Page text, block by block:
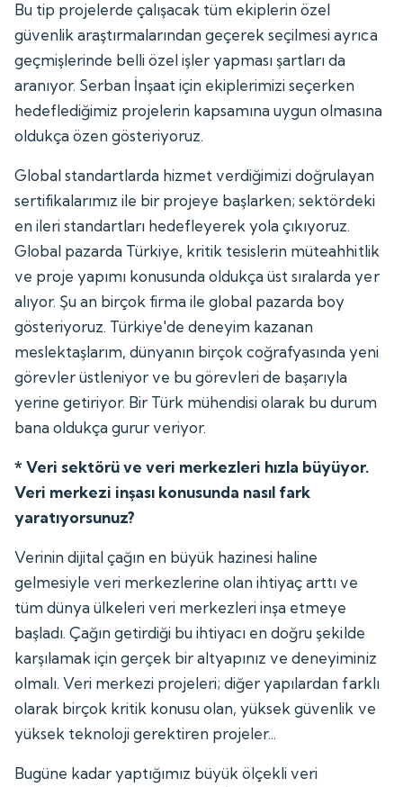
Bu tip projelerde çalışacak tüm ekiplerin özel
güvenlik araştırmalarından geçerek seçilmesi ayrıca
geçmişlerinde belli özel işler yapması şartları da
aranıyor. Serban İnşaat için ekiplerimizi seçerken
hedeflediğimiz projelerin kapsamına uygun olmasına
oldukça özen gösteriyoruz.
Global standartlarda hizmet verdiğimizi doğrulayan
sertifikalarımız ile bir projeye başlarken; sektördeki
en ileri standartları hedefleyerek yola çıkıyoruz.
Global pazarda Türkiye, kritik tesislerin müteahhitlik
ve proje yapımı konusunda oldukça üst sıralarda yer
alıyor. Şu an birçok firma ile global pazarda boy
gösteriyoruz. Türkiye'de deneyim kazanan
meslektaşlarım, dünyanın birçok coğrafyasında yeni
görevler üstleniyor ve bu görevleri de başarıyla
yerine getiriyor. Bir Türk mühendisi olarak bu durum
bana oldukça gurur veriyor.
* Veri sektörü ve veri merkezleri hızla büyüyor.
Veri merkezi inşası konusunda nasıl fark
yaratıyorsunuz?
Verinin dijital çağın en büyük hazinesi haline
gelmesiyle veri merkezlerine olan ihtiyaç arttı ve
tüm dünya ülkeleri veri merkezleri inşa etmeye
başladı. Çağın getirdiği bu ihtiyacı en doğru şekilde
karşılamak için gerçek bir altyapınız ve deneyiminiz
olmalı. Veri merkezi projeleri; diğer yapılardan farklı
olarak birçok kritik konusu olan, yüksek güvenlik ve
yüksek teknoloji gerektiren projeler...
Bugüne kadar yaptığımız büyük ölçekli veri